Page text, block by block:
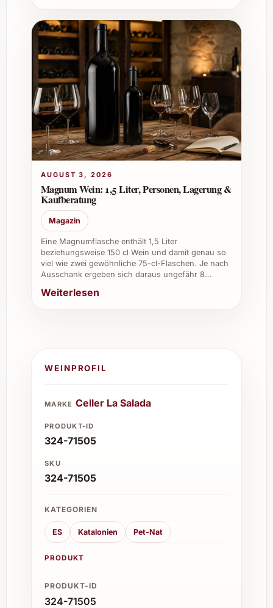
unverwechselbarem Geschmack.
Firmenfeiern und Events: Ideal um
stilvoll Kunden und Mitarbeitende zu
begeistern.
Gastronomie und Catering: Mit seinem
besonderen Herstellungsverfahren
überzeugt er anspruchsvolle Gäste.
Weinkeller: Eine exquisite Bereicherung
für Sammler und Liebhaber besonderer
Schaumweine.
Feiertage wie Weihnachten und
Silvester: Bringt Schwung und festliche
Stimmung auf den Tisch.
Erleben Sie die lebendige Frische und
aussergewöhnliche Qualität von La Salada
Roig Boig Ancestral 2024 – ein Wein, der
Genussmomente auf unverwechselbare Weise
AUGUST 3, 2026
Magnum Wein: 1,5 Liter, Personen, Lagerung &
Kaufberatung
Magazin
Eine Magnumflasche enthält 1,5 Liter
beziehungsweise 150 cl Wein und damit genau so
viel wie zwei gewöhnliche 75-cl-Flaschen. Je nach
Ausschank ergeben sich daraus ungefähr 8…
Weiterlesen
WEINPROFIL
MARKE Celler La Salada
PRODUKT-ID
324-71505
SKU
324-71505
KATEGORIEN
ES Katalonien Pet-Nat
PRODUKT
PRODUKT-ID
324-71505